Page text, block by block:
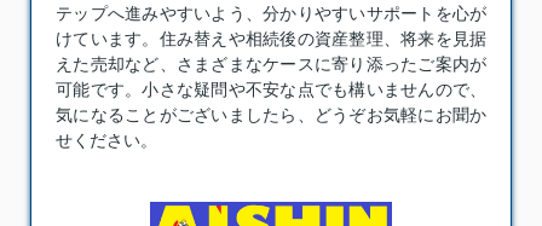
テップへ進みやすいよう、分かりやすいサポートを心が
けています。住み替えや相続後の資産整理、将来を見据
えた売却など、さまざまなケースに寄り添ったご案内が
可能です。小さな疑問や不安な点でも構いませんので、
気になることがございましたら、どうぞお気軽にお聞か
せください。